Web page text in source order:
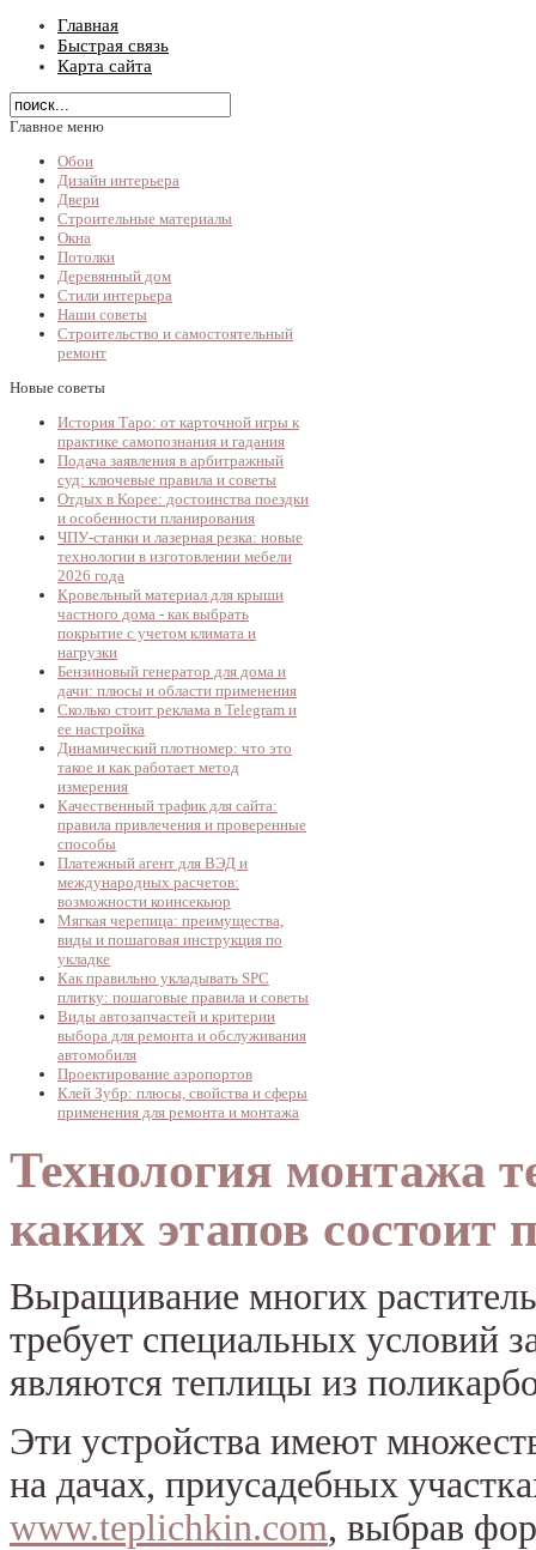
Главная
Быстрая связь
Карта сайта
Главное меню
Обои
Дизайн интерьера
Двери
Строительные материалы
Окна
Потолки
Деревянный дом
Стили интерьера
Наши советы
Строительство и самостоятельный
ремонт
Новые советы
История Таро: от карточной игры к
практике самопознания и гадания
Подача заявления в арбитражный
суд: ключевые правила и советы
Отдых в Корее: достоинства поездки
и особенности планирования
ЧПУ-станки и лазерная резка: новые
технологии в изготовлении мебели
2026 года
Кровельный материал для крыши
частного дома - как выбрать
покрытие с учетом климата и
нагрузки
Бензиновый генератор для дома и
дачи: плюсы и области применения
Сколько стоит реклама в Telegram и
ее настройка
Динамический плотномер: что это
такое и как работает метод
измерения
Качественный трафик для сайта:
правила привлечения и проверенные
способы
Платежный агент для ВЭД и
международных расчетов:
возможности коинсекьюр
Мягкая черепица: преимущества,
виды и пошаговая инструкция по
укладке
Как правильно укладывать SPC
плитку: пошаговые правила и советы
Виды автозапчастей и критерии
выбора для ремонта и обслуживания
автомобиля
Проектирование аэропортов
Клей Зубр: плюсы, свойства и сферы
применения для ремонта и монтажа
Технология монтажа
каких этапов состоит
Выращивание многих
требует специальных условий
являются теплицы из
Эти устройства имеют
на дачах, приусадебных
www.teplichkin.com, выбрав